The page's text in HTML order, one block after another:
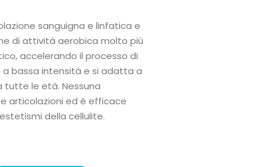
sanguigna e linfatica e
di attività aerobica molto più
accelerando il processo di
a bassa intensità e si adatta a
tutte le età. Nessuna
articolazioni ed è efficace
della cellulite.